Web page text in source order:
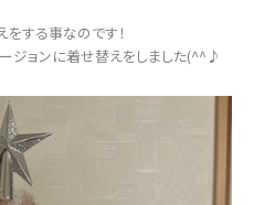
する事なのです！
ジョンに着せ替えをしました(^^♪